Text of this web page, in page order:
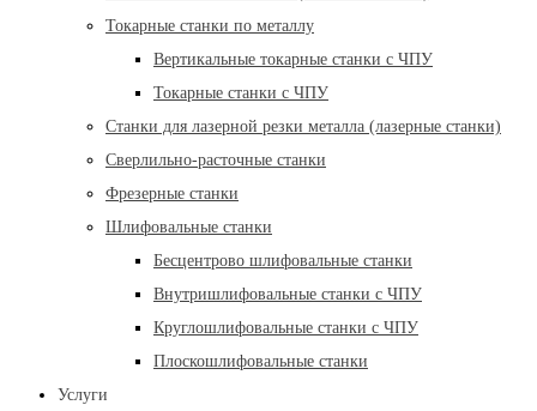
Токарные станки по металлу
Вертикальные токарные станки с ЧПУ
Токарные станки с ЧПУ
Станки для лазерной резки металла (лазерные станки)
Сверлильно-расточные станки
Фрезерные станки
Шлифовальные станки
Бесцентрово шлифовальные станки
Внутришлифовальные станки с ЧПУ
Круглошлифовальные станки с ЧПУ
Плоскошлифовальные станки
Услуги